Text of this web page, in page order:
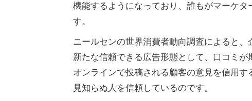
機能するようになっており、誰もがマーケ
す。
ニールセンの世界消費者動向調査によると、
新たな信頼できる広告形態として、口コミ
オンラインで投稿される顧客の意見を信用
見知らぬ人を信頼しているのです。